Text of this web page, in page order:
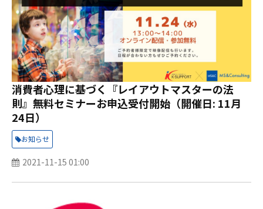
消費者心理に基づく『レイアウトマスターの法
則』無料セミナーお申込受付開始（開催日: 11月
24日）
お知らせ
2021-11-15 01:00